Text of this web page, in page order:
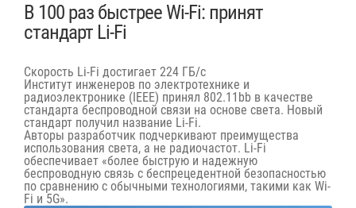
В 100 раз быстрее Wi-Fi: принят
стандарт Li-Fi
Скорость Li-Fi достигает 224 ГБ/с
Институт инженеров по электротехнике и
радиоэлектронике (IEEE) принял 802.11bb в качестве
стандарта беспроводной связи на основе света. Новый
стандарт получил название Li-Fi.
Авторы разработчик подчеркивают преимущества
использования света, а не радиочастот. Li-Fi
обеспечивает «более быструю и надежную
беспроводную связь с беспрецедентной безопасностью
по сравнению с обычными технологиями, такими как Wi-
Fi и 5G».